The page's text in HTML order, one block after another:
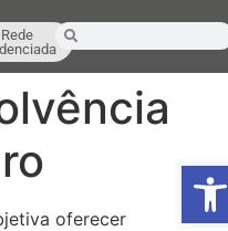
Rede
oferecer